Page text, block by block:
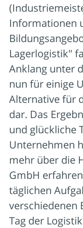
Informationen
Lagerlogistik"
Anklang unter
nun für einige
Alternative für
dar. Das
und glückliche
Unternehmen
mehr über die
GmbH
täglichen
verschiedenen
Tag der